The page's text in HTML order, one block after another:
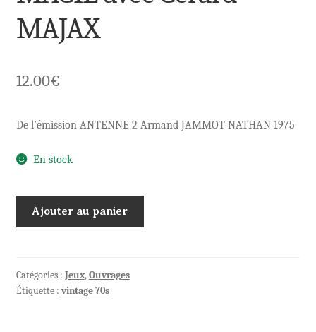
MAJAX
12.00€
De l’émission ANTENNE 2 Armand JAMMOT NATHAN 1975
En stock
TRUC
:
Ajouter au panier
Catégories : Jeux,Ouvrages
Étiquette : vintage 70s